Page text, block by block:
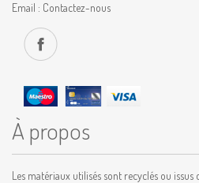
Email : Contactez-nous
À propos
Les matériaux utilisés sont recyclés ou issus